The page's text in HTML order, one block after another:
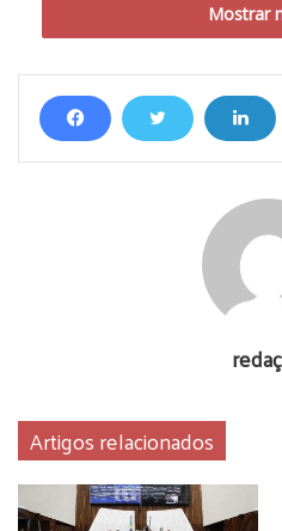
Mostrar
Artigos relacionados